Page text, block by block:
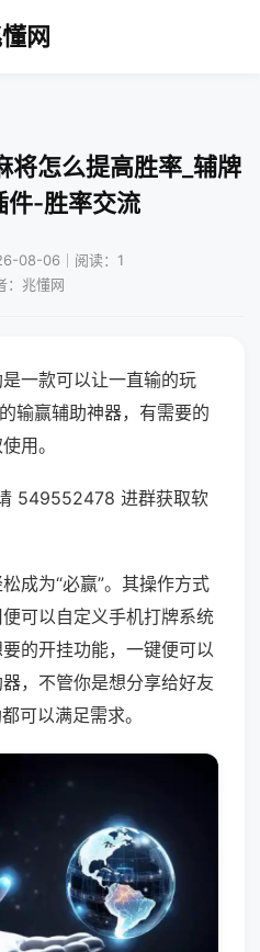
网
将怎么提高胜率_辅牌
件-胜率交流
08-06｜阅读：1
：兆懂网
一款可以让一直输的玩
输赢辅助神器，有需要的
用。
549552478 进群获取软
成为“必赢”。其操作方式
可以自定义手机打牌系统
的开挂功能，一键便可以
，不管你是想分享给好友
可以满足需求。